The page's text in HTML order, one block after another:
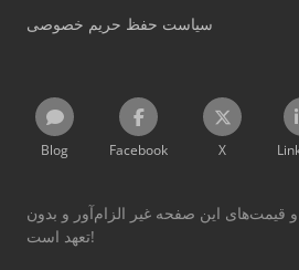
سیاست حفظ حریم خصوصی
Blog Facebook X
و قیمت‌های این صفحه غیر الزام‌آور و بدون
تعهد است!